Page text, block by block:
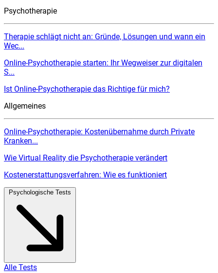
Psychotherapie
Therapie schlägt nicht an: Gründe, Lösungen und wann ein
Wec...
Online-Psychotherapie starten: Ihr Wegweiser zur digitalen
S...
Ist Online-Psychotherapie das Richtige für mich?
Allgemeines
Online-Psychotherapie: Kostenübernahme durch Private
Kranken...
Wie Virtual Reality die Psychotherapie verändert
Kostenerstattungsverfahren: Wie es funktioniert
Alle Tests